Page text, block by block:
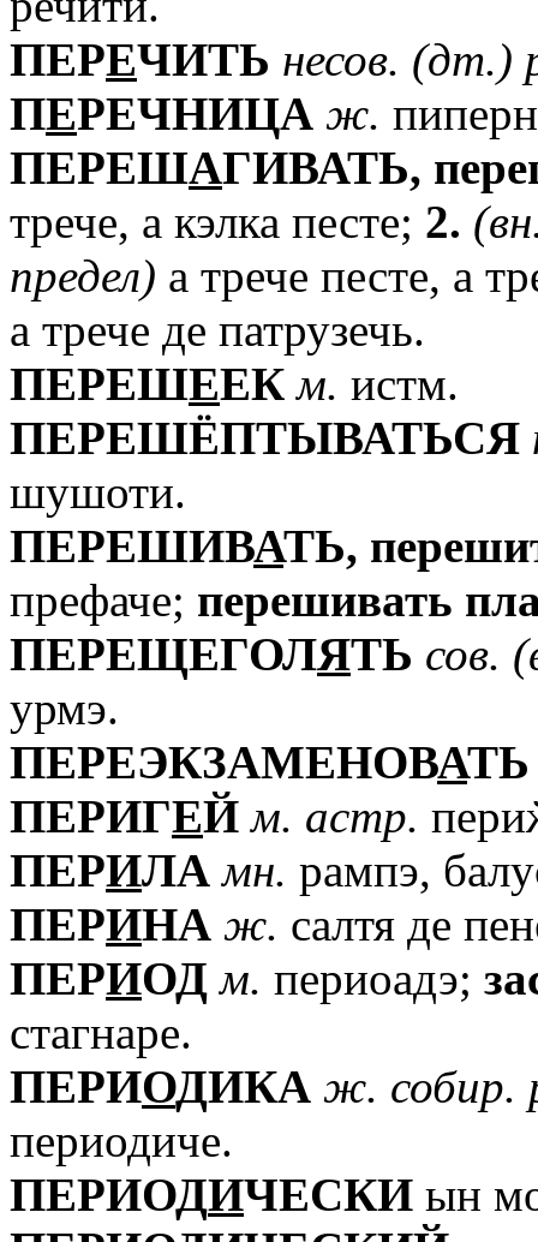
ПЕРЕЧИТЬ несов. (дт.)
ПЕРЕЧНИЦА ж.
ПЕРЕШАГИВАТЬ,
трече, а кэлка песте; 2.
предел) а трече песте, а
а трече де патрузечь.
ПЕРЕШЕЕК м. истм.
ПЕРЕШЁПТЫВАТЬСЯ
шушоти.
ПЕРЕШИВАТЬ,
префаче; перешивать
ПЕРЕЩЕГОЛЯТЬ сов.
урмэ.
ПЕРЕЭКЗАМЕНОВАТЬ
ПЕРИГЕЙ м. астр.
ПЕРИЛА мн. рампэ,
ПЕРИНА ж. салтя де
ПЕРИОД м. периоадэ;
стагнаре.
ПЕРИОДИКА ж. собир.
периодиче.
ПЕРИОДИЧЕСКИ ын